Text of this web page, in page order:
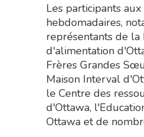
Les participants aux
hebdomadaires,
représentants de la
d'alimentation
Frères Grandes
Maison Interval
le Centre des
d'Ottawa,
Ottawa et de